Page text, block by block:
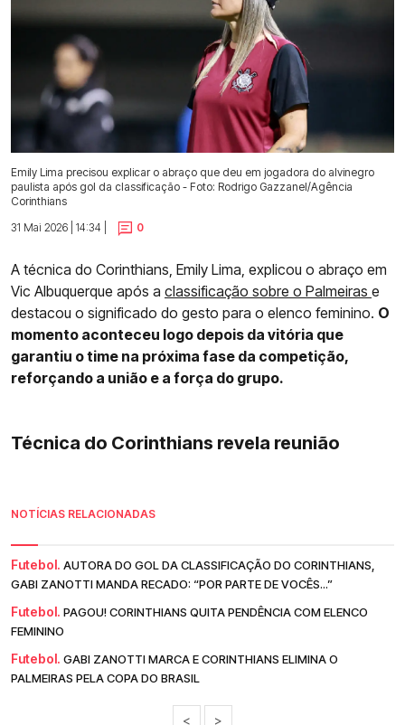
Emily Lima precisou explicar o abraço que deu em jogadora do alvinegro
paulista após gol da classificação - Foto: Rodrigo Gazzanel/Agência
Corinthians
31 Mai 2026 | 14:34 |
0
A técnica do Corinthians, Emily Lima, explicou o abraço em
Vic Albuquerque após a classificação sobre o Palmeiras e
destacou o significado do gesto para o elenco feminino. O
momento aconteceu logo depois da vitória que
garantiu o time na próxima fase da competição,
reforçando a união e a força do grupo.
Técnica do Corinthians revela reunião
NOTÍCIAS RELACIONADAS
Futebol. AUTORA DO GOL DA CLASSIFICAÇÃO DO CORINTHIANS,
GABI ZANOTTI MANDA RECADO: “POR PARTE DE VOCÊS...”
Futebol. PAGOU! CORINTHIANS QUITA PENDÊNCIA COM ELENCO
FEMININO
Futebol. GABI ZANOTTI MARCA E CORINTHIANS ELIMINA O
PALMEIRAS PELA COPA DO BRASIL
< >